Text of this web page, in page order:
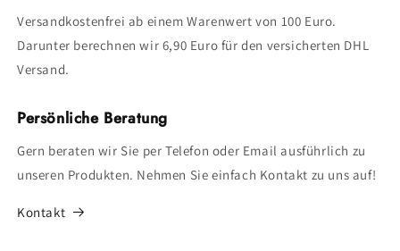
Versandkostenfrei ab einem Warenwert von 100 Euro.
Darunter berechnen wir 6,90 Euro für den versicherten DHL
Versand.
Persönliche Beratung
Gern beraten wir Sie per Telefon oder Email ausführlich zu
unseren Produkten. Nehmen Sie einfach Kontakt zu uns auf!
Kontakt